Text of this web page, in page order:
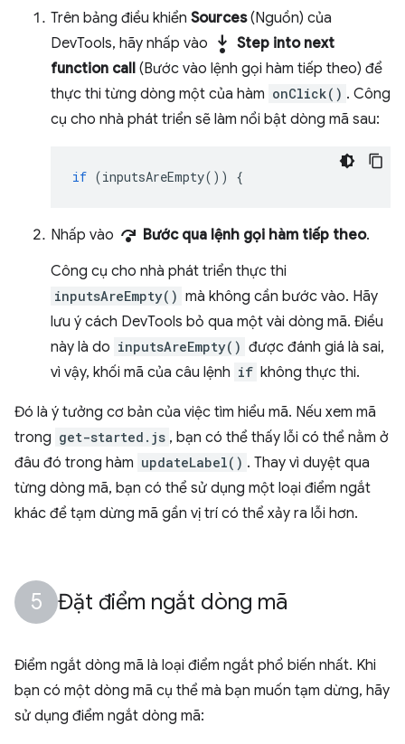
Trên bảng điều khiển Sources(Nguồn) của
DevTools, hãy nhấp vào step_into Step into next
function call (Bước vào lệnh gọi hàm tiếp theo) để
thực thi từng dòng một của hàm onClick() . Công
cụ cho nhà phát triển sẽ làm nổi bật dòng mã sau:
if (inputsAreEmpty()) {
Nhấp vào step_over Bước qua lệnh gọi hàm tiếp theo.
Công cụ cho nhà phát triển thực thi
inputsAreEmpty() mà không cần bước vào. Hãy
lưu ý cách DevTools bỏ qua một vài dòng mã. Điều
này là do inputsAreEmpty() được đánh giá là sai,
vì vậy, khối mã của câu lệnh if không thực thi.
Đó là ý tưởng cơ bản của việc tìm hiểu mã. Nếu xem mã
trong get-started.js , bạn có thể thấy lỗi có thể nằm ở
đâu đó trong hàm updateLabel() . Thay vì duyệt qua
từng dòng mã, bạn có thể sử dụng một loại điểm ngắt
khác để tạm dừng mã gần vị trí có thể xảy ra lỗi hơn.
Đặt điểm ngắt dòng mã
Điểm ngắt dòng mã là loại điểm ngắt phổ biến nhất. Khi
bạn có một dòng mã cụ thể mà bạn muốn tạm dừng, hãy
sử dụng điểm ngắt dòng mã: